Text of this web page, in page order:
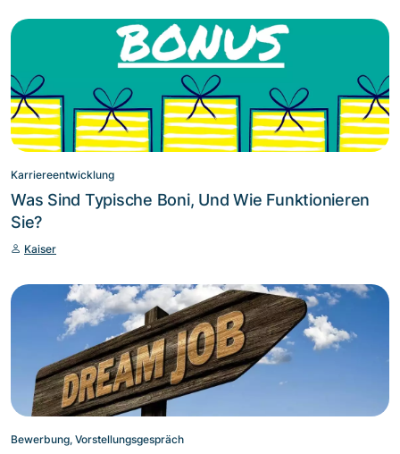
Karriereentwicklung
Was Sind Typische Boni, Und Wie Funktionieren
Sie?
Kaiser
Bewerbung, Vorstellungsgespräch